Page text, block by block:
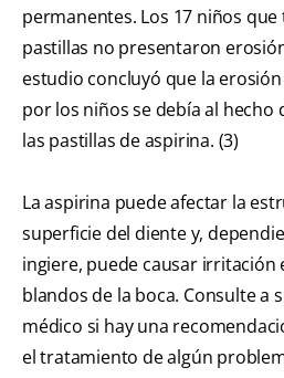
permanentes. Los 17 niños
pastillas no presentaron
estudio concluyó que la
por los niños se debía al hecho
las pastillas de aspirina. (3)
La aspirina puede afectar la
superficie del diente y,
ingiere, puede causar irritación
blandos de la boca. Consulte a
médico si hay una
el tratamiento de algún